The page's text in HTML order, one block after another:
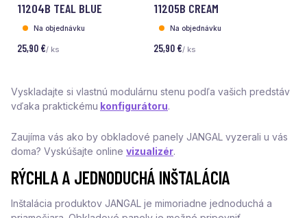
11204B TEAL BLUE
Na objednávku
25,90 €/ ks
11205B CREAM
Na objednávku
25,90 €/ ks
Vyskladajte si vlastnú modulárnu stenu podľa vašich predstáv
vďaka praktickému konfigurátoru.
Zaujíma vás ako by obkladové panely JANGAL vyzerali u vás
doma? Vyskúšajte online vizualizér.
RÝCHLA A JEDNODUCHÁ INŠTALÁCIA
Inštalácia produktov JANGAL je mimoriadne jednoduchá a